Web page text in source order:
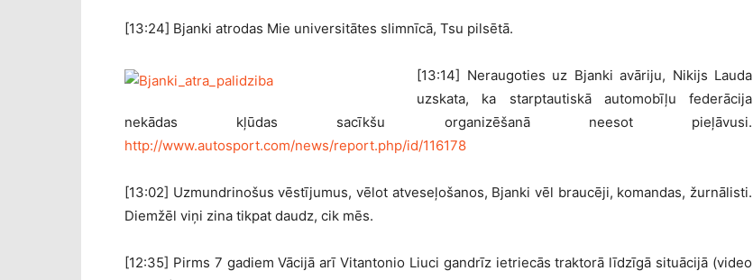
[13:24] Bjanki atrodas Mie universitātes slimnīcā, Tsu pilsētā.
[13:14] Neraugoties uz Bjanki avāriju, Nikijs Lauda
uzskata, ka starptautiskā automobīļu federācija
nekādas kļūdas sacīkšu organizēšanā neesot pieļāvusi.
http://www.autosport.com/news/report.php/id/116178
[13:02] Uzmundrinošus vēstījumus, vēlot atveseļošanos, Bjanki vēl braucēji, komandas, žurnālisti.
Diemžēl viņi zina tikpat daudz, cik mēs.
[12:35] Pirms 7 gadiem Vācijā arī Vitantonio Liuci gandrīz ietriecās traktorā līdzīgā situācijā (video